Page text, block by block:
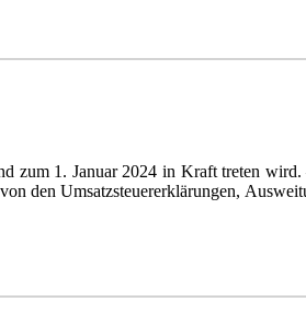
zum 1. Januar 2024 in Kraft treten
den Umsatzsteuererklärungen,